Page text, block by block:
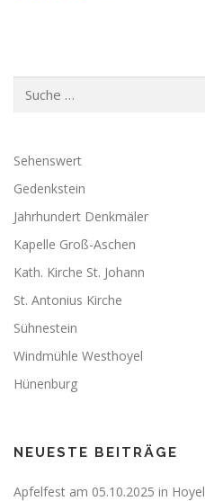
nach:
Sehenswert
Gedenkstein
Jahrhundert Denkmäler
Kapelle Groß-Aschen
Kath. Kirche St. Johann
St. Antonius Kirche
Sühnestein
Windmühle Westhoyel
Hünenburg
NEUESTE BEITRÄGE
Apfelfest am 05.10.2025 in Hoyel